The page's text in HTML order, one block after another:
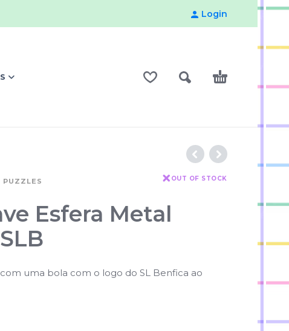
Login
PUZZLES OUT OF STOCK
Esfera Metal
uma bola com o logo do SL Benfica ao